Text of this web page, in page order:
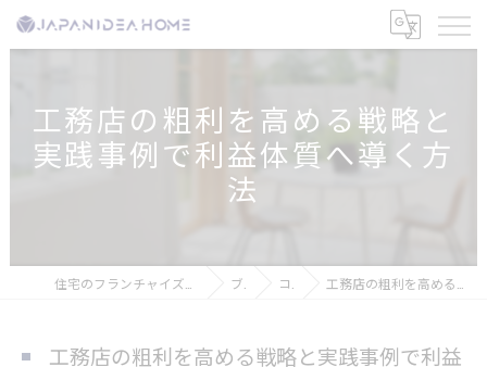
工務店の粗利を高める戦略と
実践事例で利益体質へ導く方
法
ブログ コラム 工務店の粗利を高める戦略と実践事例で利益体質へ導く方法
工務店の粗利を高める戦略と実践事例で利益